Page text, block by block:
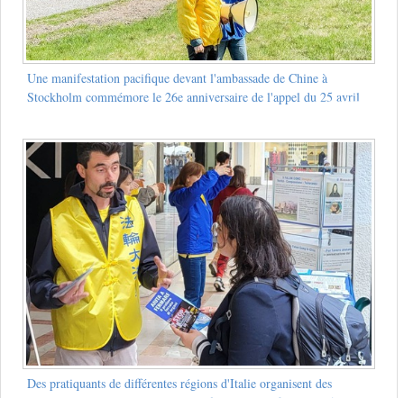
Une manifestation pacifique devant l'ambassade de Chine à
Stockholm commémore le 26e anniversaire de l'appel du 25 avril
Des pratiquants de différentes régions d'Italie organisent des